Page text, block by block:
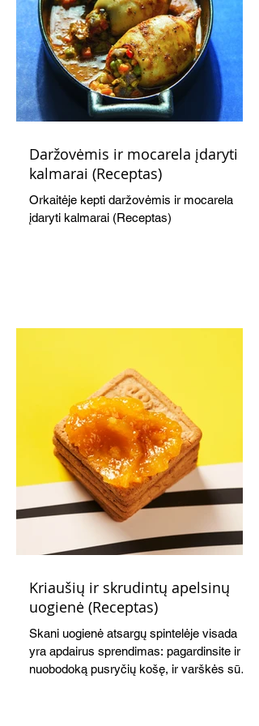
Daržovėmis ir mocarela įdaryti
kalmarai (Receptas)
Orkaitėje kepti daržovėmis ir mocarela
įdaryti kalmarai (Receptas)
Kriaušių ir skrudintų apelsinų
uogienė (Receptas)
Skani uogienė atsargų spintelėje visada
yra apdairus sprendimas: pagardinsite ir
nuobodoką pusryčių košę, ir varškės sūrį,